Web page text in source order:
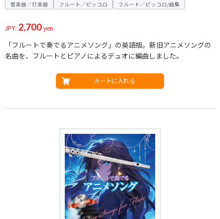
管楽器／打楽器 フルート／ピッコロ フルート／ピッコロ/曲集
JPY: 2,700yen
「フルートで奏でるアニメソング」の英語版。新旧アニメソングの
名曲を、フルートとピアノによるデュオに編曲しました。
カートに入れる